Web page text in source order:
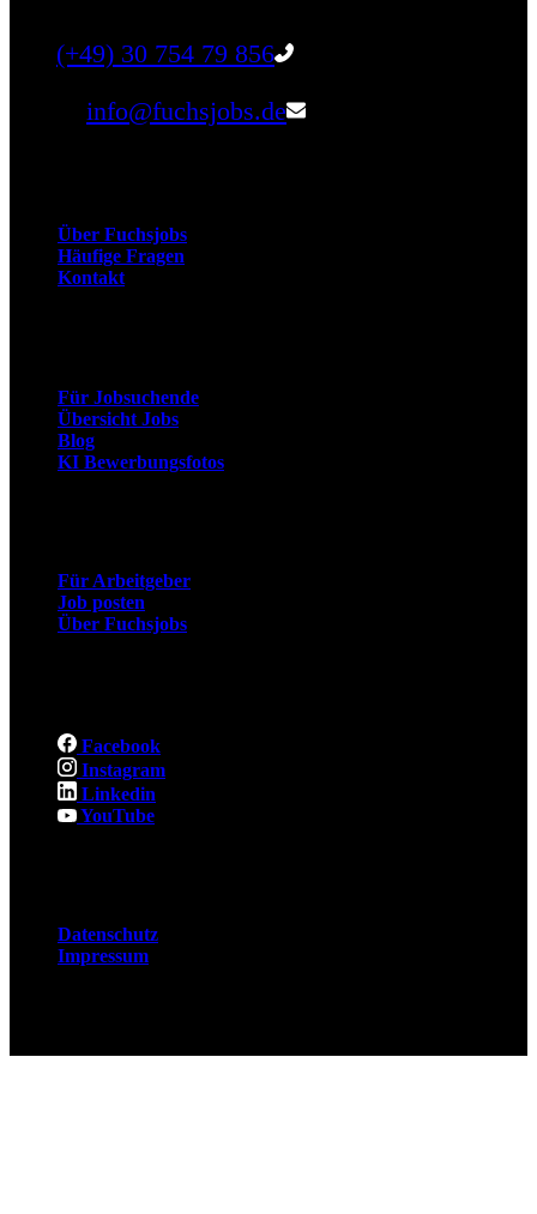
(+49) 30 754 79 856
info@fuchsjobs.de
Über Fuchsjobs
Häufige Fragen
Kontakt
Für Jobsuchende
Übersicht Jobs
Blog
KI Bewerbungsfotos
Für Arbeitgeber
Job posten
Über Fuchsjobs
Facebook
Instagram
Linkedin
YouTube
Datenschutz
Impressum